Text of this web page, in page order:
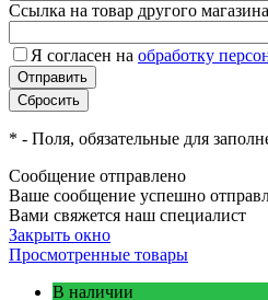
Ссылка на товар другого магазина
Я согласен на обработку
* - Поля, обязательные для
Сообщение отправлено
Ваше сообщение успешно
Вами свяжется наш специалист
Закрыть окно
Просмотренные товары
В наличии